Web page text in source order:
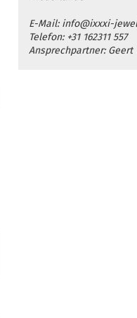
E-Mail: info@ixxxi-
Telefon: +31 162311 557
Ansprechpartner: